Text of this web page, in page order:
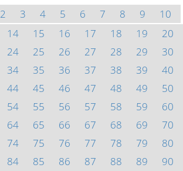
2 3 4 5 6 7 8 9
10
14 15 16 17 18 19
20
24 25 26 27 28 29
30
34 35 36 37 38 39
40
44 45 46 47 48 49
50
54 55 56 57 58 59
60
64 65 66 67 68 69
70
74 75 76 77 78 79
80
84 85 86 87 88 89
90